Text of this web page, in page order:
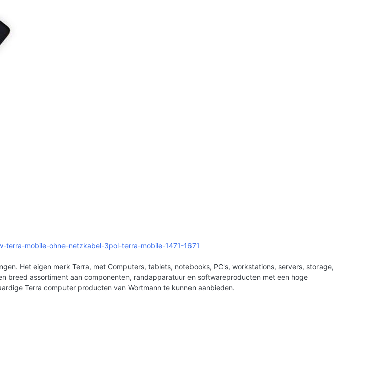
mobile-ohne-netzkabel-3pol-terra-mobile-1471-1671
Het eigen merk Terra, met Computers, tablets, notebooks, PC's, workstations, servers, storage,
breed assortiment aan componenten, randapparatuur en softwareproducten met een hoge
Terra computer producten van Wortmann te kunnen aanbieden.